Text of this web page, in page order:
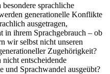
sprachliche
generationelle Konflikte
ausgetragen,
in ihrem Sprachgebrauch – ob
wir selbst nicht unseren
Zugehörigkeit?
entscheidende
und Sprachwandel ausgeübt?